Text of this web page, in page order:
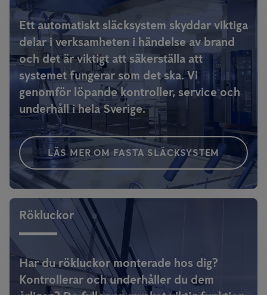
Ett automatiskt släcksystem skyddar viktiga
delar i verksamheten i händelse av brand
och det är viktigt att säkerställa att
systemet fungerar som det ska. Vi
genomför löpande kontroller, service och
underhåll i hela Sverige.
LÄS MER OM FASTA SLÄCKSYSTEM
Rökluckor
Har du rökluckor monterade hos dig?
Kontrollerar och underhåller du dem